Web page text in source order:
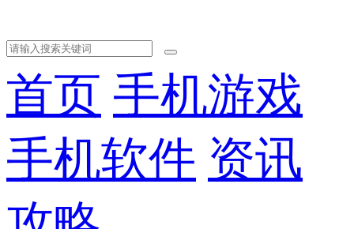
首页 手机游戏
手机软件 资讯